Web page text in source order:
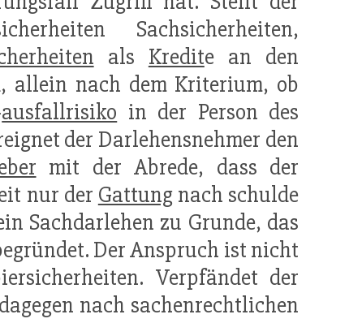
Sachsicherheiten,
als Kredite an den
allein nach dem Kriterium, ob
ausfallrisiko in der Person des
der Darlehensnehmer den
mit der Abrede, dass der
nur der Gattungnach schulde
Sachdarlehen zu Grunde, das
Der Anspruch ist nicht
Verpfändet der
nach sachenrechtlichen